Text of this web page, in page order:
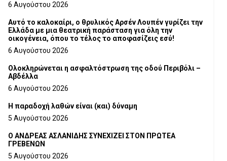
6 Αυγούστου 2026
Αυτό το καλοκαίρι, ο θρυλικός Αρσέν Λουπέν γυρίζει την
Ελλάδα με μια θεατρική παράσταση για όλη την
οικογένεια, όπου το τέλος το αποφασίζεις εσύ!
6 Αυγούστου 2026
Ολοκληρώνεται η ασφαλτόστρωση της οδού Περιβόλι –
Αβδέλλα
6 Αυγούστου 2026
H παραδοχή λαθών είναι (και) δύναμη
5 Αυγούστου 2026
Ο ΑΝΔΡΕΑΣ ΑΣΛΑΝΙΔΗΣ ΣΥΝΕΧΙΖΕΙ ΣΤΟΝ ΠΡΩΤΕΑ
ΓΡΕΒΕΝΩΝ
5 Αυγούστου 2026